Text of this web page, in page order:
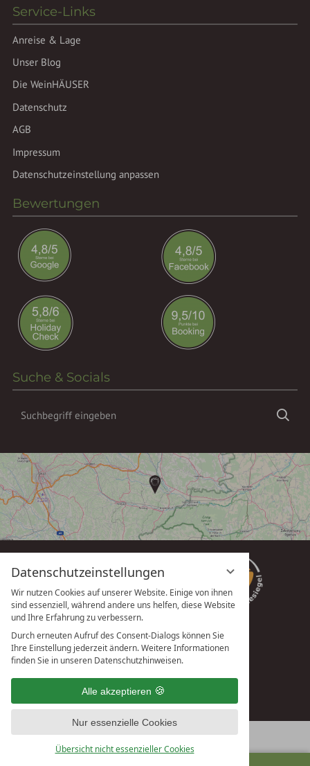
Datenschutzeinstellungen
Wir nutzen Cookies auf unserer Website. Einige von ihnen
sind essenziell, während andere uns helfen, diese Website
und Ihre Erfahrung zu verbessern.
Durch erneuten Aufruf des Consent-Dialogs können Sie
Ihre Einstellung jederzeit ändern. Weitere Informationen
finden Sie in unseren Datenschutzhinweisen.
Alle akzeptieren
Nur essenzielle Cookies
Übersicht nicht essenzieller Cookies
Service-Links
Anreise & Lage
Unser Blog
Die WeinHÄUSER
Datenschutz
AGB
Impressum
Datenschutzeinstellung anpassen
Bewertungen
Suche & Socials
Suchbegriff
vioma GmbH